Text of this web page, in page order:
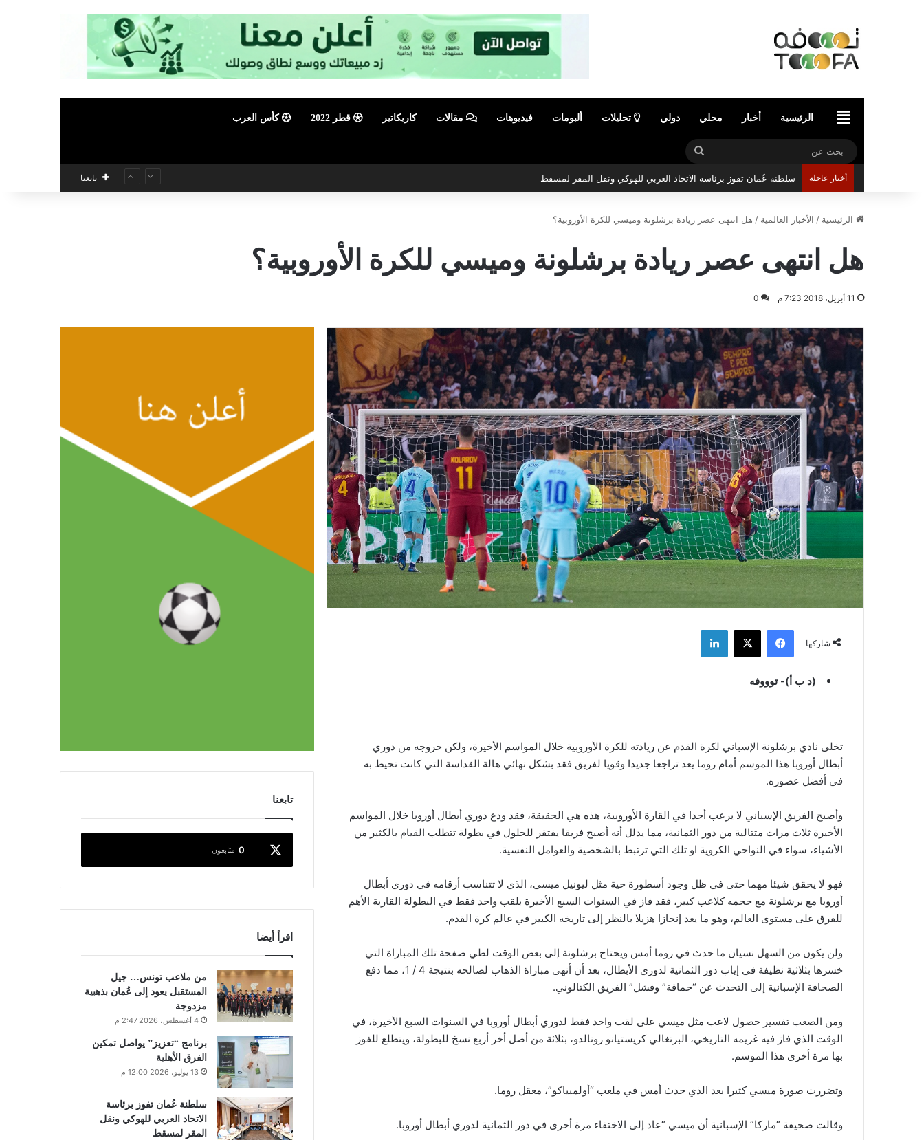
الرئيسيةالرئيسية أخبار محلي دولي تحليلات ألبومات فيديوهات مقالات كاريكاتير قطر 2022 كأس العرب
بحث
عن
أخبار عاجلة سلطنة عُمان تفوز برئاسة الاتحاد العربي للهوكي ونقل المقر لمسقط تابعنا
الرئيسية / الأخبار العالمية / هل انتهى عصر ريادة برشلونة وميسي للكرة الأوروبية؟
هل انتهى عصر ريادة برشلونة وميسي للكرة الأوروبية؟
11 أبريل، 2018 7:23 م 0
شاركها
فيسبوك ‫X لينكدإن
(د ب أ)- توووفه
تخلى نادي برشلونة الإسباني لكرة القدم عن ريادته للكرة الأوروبية خلال المواسم الأخيرة، ولكن خروجه من دوري
أبطال أوروبا هذا الموسم أمام روما يعد تراجعا جديدا وقويا لفريق فقد بشكل نهائي هالة القداسة التي كانت تحيط به
في أفضل عصوره.
وأصبح الفريق الإسباني لا يرعب أحدا في القارة الأوروبية، هذه هي الحقيقة، فقد ودع دوري أبطال أوروبا خلال المواسم
الأخيرة ثلاث مرات متتالية من دور الثمانية، مما يدلل أنه أصبح فريقا يفتقر للحلول في بطولة تتطلب القيام بالكثير من
الأشياء، سواء في النواحي الكروية او تلك التي ترتبط بالشخصية والعوامل النفسية.
فهو لا يحقق شيئا مهما حتى في ظل وجود أسطورة حية مثل ليونيل ميسي، الذي لا تتناسب أرقامه في دوري أبطال
أوروبا مع برشلونة مع حجمه كلاعب كبير، فقد فاز في السنوات السبع الأخيرة بلقب واحد فقط في البطولة القارية الأهم
للفرق على مستوى العالم، وهو ما يعد إنجازا هزيلا بالنظر إلى تاريخه الكبير في عالم كرة القدم.
ولن يكون من السهل نسيان ما حدث في روما أمس ويحتاج برشلونة إلى بعض الوقت لطي صفحة تلك المباراة التي
خسرها بثلاثية نظيفة في إياب دور الثمانية لدوري الأبطال، بعد أن أنهى مباراة الذهاب لصالحه بنتيجة 4 / 1، مما دفع
الصحافة الإسبانية إلى التحدث عن “حماقة” وفشل” الفريق الكتالوني.
ومن الصعب تفسير حصول لاعب مثل ميسي على لقب واحد فقط لدوري أبطال أوروبا في السنوات السبع الأخيرة، في
الوقت الذي فاز فيه غريمه التاريخي، البرتغالي كريستيانو رونالدو، بثلاثة من أصل أخر أربع نسخ للبطولة، ويتطلع للفوز
بها مرة أخرى هذا الموسم.
وتضررت صورة ميسي كثيرا بعد الذي حدث أمس في ملعب “أولمبياكو”، معقل روما.
وقالت صحيفة “ماركا” الإسبانية أن ميسي “عاد إلى الاختفاء مرة أخرى في دور الثمانية لدوري أبطال أوروبا.
تابعنا
0 متابعون
اقرأ أيضا
من ملاعب تونس… جيل
المستقبل يعود إلى عُمان بذهبية
مزدوجة
4 أغسطس، 2026 2:47 م
برنامج “تعزيز” يواصل تمكين
الفرق الأهلية
13 يوليو، 2026 12:00 م
سلطنة عُمان تفوز برئاسة
الاتحاد العربي للهوكي ونقل
المقر لمسقط